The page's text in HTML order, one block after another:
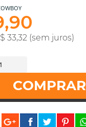
33,32 (sem juros)
COMPRAR